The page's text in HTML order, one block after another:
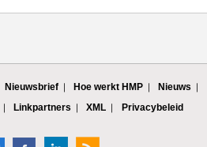
Nieuwsbrief Hoe werkt HMP
Nieuws
Linkpartners XML Privacybeleid